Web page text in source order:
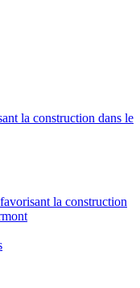
la construction dans le
la construction